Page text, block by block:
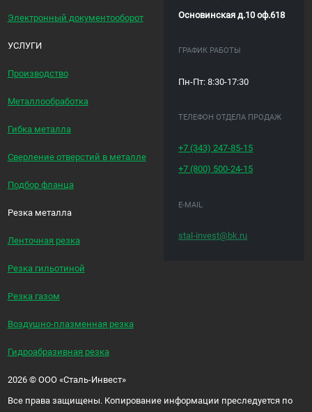
Электронный документооборот
УСЛУГИ
Производство
Металлообработка
Гибка металла
Сверление отверстий в металле
Подбор фланца
Резка металла
Ленточная резка
Резка гильотиной
Резка газом
Воздушно-плазменная резка
Гидроабразивная резка
Основинская д.10 оф.618
ГРАФИК РАБОТЫ
Пн-Пт: 8:30-17:30
ТЕЛЕФОН ОТДЕЛА ПРОДАЖ
+7 (343) 247-85-15
+7 (800) 500-24-15
E-MAIL
stal-invest@bk.ru
2026 ©ООО «Сталь-Инвест»
Все права защищены. Копирование информации преследуется по